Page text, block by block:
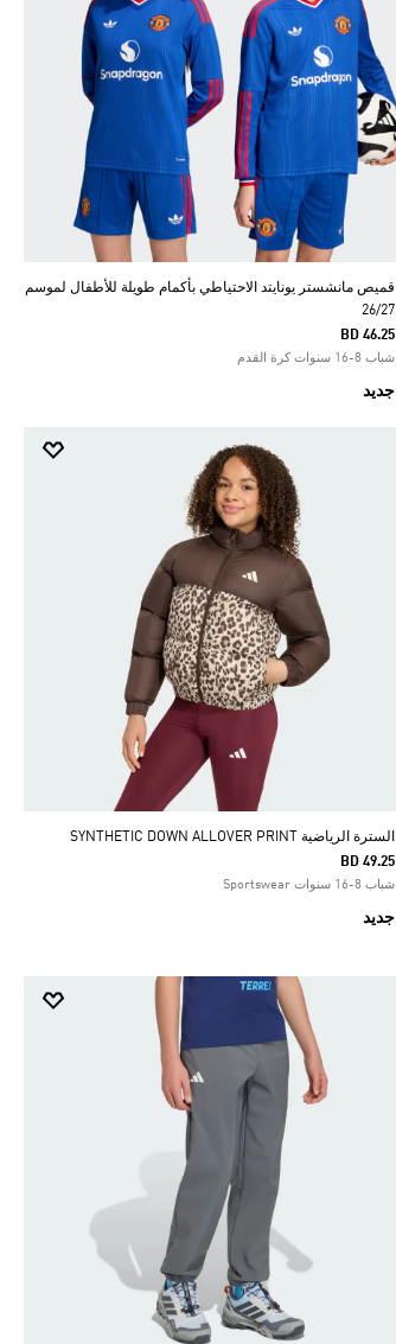
قميص مانشستر يونايتد الاحتياطي بأكمام طويلة للأطفال لموسم
26/27
BD 46.25
شباب 8-16 سنوات كرة القدم
جديد
السترة الرياضية SYNTHETIC DOWN ALLOVER PRINT
BD 49.25
شباب 8-16 سنوات Sportswear
جديد